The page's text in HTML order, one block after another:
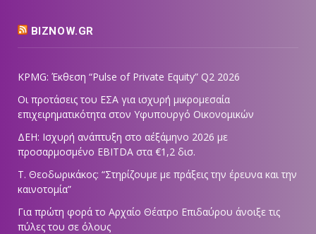
BIZNOW.GR
KPMG: Έκθεση “Pulse of Private Equity” Q2 2026
Οι προτάσεις του ΕΣΑ για ισχυρή μικρομεσαία
επιχειρηματικότητα στον Υφυπουργό Οικονομικών
ΔΕΗ: Ισχυρή ανάπτυξη στο α΄εξάμηνο 2026 με
προσαρμοσμένο EBITDA στα €1,2 δισ.
Τ. Θεοδωρικάκος: “Στηρίζουμε με πράξεις την έρευνα και την
καινοτομία”
Για πρώτη φορά το Αρχαίο Θέατρο Επιδαύρου άνοιξε τις
πύλες του σε όλους